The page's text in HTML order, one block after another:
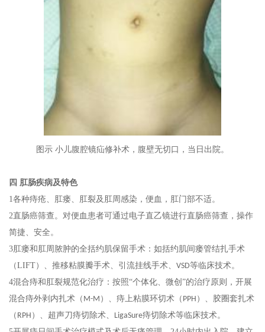
图示 小儿腹腔镜疝修补术，腹壁无切口，当日出院。
四 肛肠疾病及特色
1各种痔疮、肛瘘、肛裂及肛周感染，便血，肛门部不适。
2直肠癌筛查 。 对便血患者可通过电子直乙镜进行直肠癌筛查，操作
简捷、安全。
3 肛瘘和肛周脓肿的全括约肌保留手术：如括约肌间瘘管结扎手术
（LIFT）、推移粘膜瓣手术、引流挂线手术、 VSD等临床技术。
4混合痔和肛裂规范化治疗：按照“个体化、微创”的治疗原则，开展
混合痔外剥内扎术（ M-M ）、痔上粘膜环切术（ PPH ）、胶圈套扎术
（ RPH ）、超声刀痔切除术、 LigaSure痔切除术等临床技术。